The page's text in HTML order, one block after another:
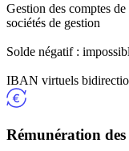
Gestion des comptes
sociétés de gestion
Solde négatif :
IBAN virtuels
Rémunération des